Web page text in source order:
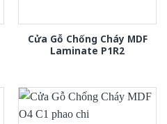
Cửa Gỗ Chống Cháy MDF
Laminate P1R2